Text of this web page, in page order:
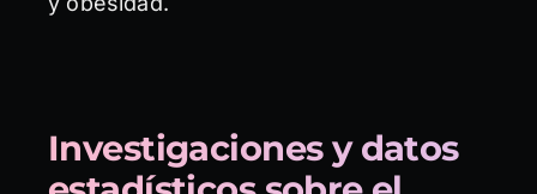
Investigaciones y datos